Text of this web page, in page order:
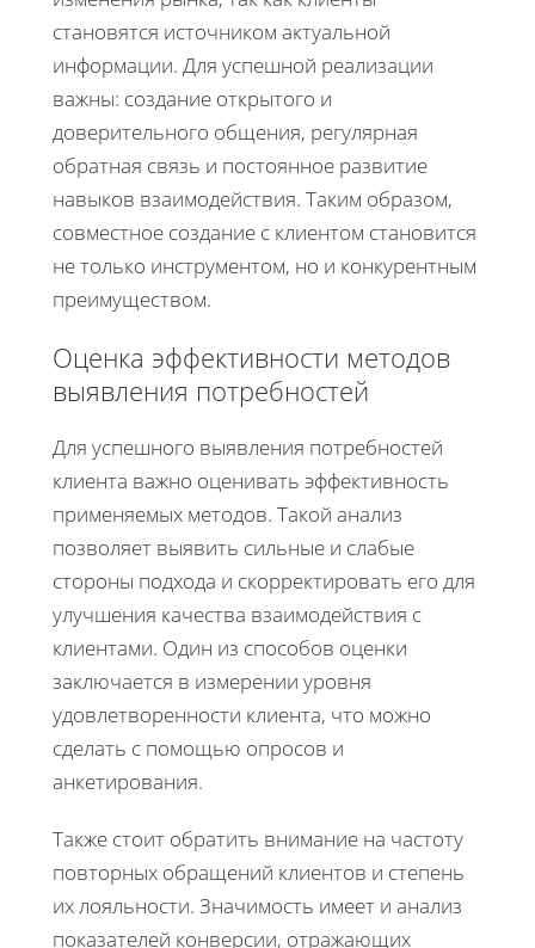
становятся источником актуальной
информации. Для успешной реализации
важны: создание открытого и
доверительного общения, регулярная
обратная связь и постоянное развитие
навыков взаимодействия. Таким образом,
совместное создание с клиентом становится
не только инструментом, но и конкурентным
преимуществом.
Оценка эффективности методов
выявления потребностей
Для успешного выявления потребностей
клиента важно оценивать эффективность
применяемых методов. Такой анализ
позволяет выявить сильные и слабые
стороны подхода и скорректировать его для
улучшения качества взаимодействия с
клиентами. Один из способов оценки
заключается в измерении уровня
удовлетворенности клиента, что можно
сделать с помощью опросов и
анкетирования.
Также стоит обратить внимание на частоту
повторных обращений клиентов и степень
их лояльности. Значимость имеет и анализ
показателей конверсии, отражающих